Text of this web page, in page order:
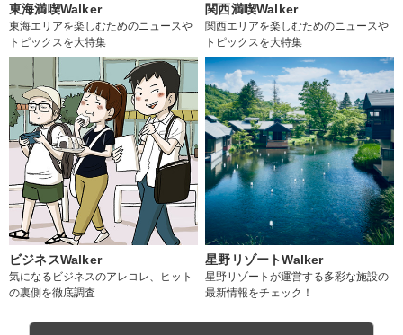
東海満喫Walker
東海エリアを楽しむためのニュースや
トピックスを大特集
関西満喫Walker
関西エリアを楽しむためのニュースや
トピックスを大特集
ビジネスWalker
気になるビジネスのアレコレ、ヒット
の裏側を徹底調査
星野リゾートWalker
星野リゾートが運営する多彩な施設の
最新情報をチェック！